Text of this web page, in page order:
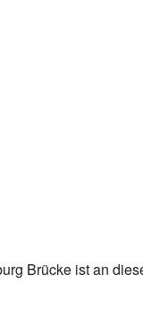
Brücke ist an